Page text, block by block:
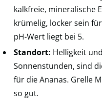
kalkfreie, mineralische
krümelig, locker sein
pH-Wert liegt bei 5.
Standort: Helligkeit
Sonnenstunden, sind
für die Ananas. Grelle
so gut.